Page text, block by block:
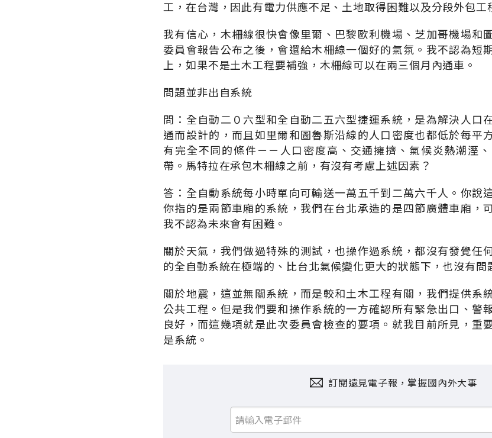
工，在台灣，因此有電力供應不足、土地取得困難以及分段外包工
我有信心，木柵線很快會像里爾、巴黎歐利機場、芝加哥機場和
委員會報告公布之後，會還給木柵線一個好的氣氛。我不認為短
上，如果不是土木工程要補強，木柵線可以在兩三個月內通車。
問題並非出自系統
問：全自動二０六型和全自動二五六型捷運系統，是為解決人口
通而設計的，而且如里爾和圖魯斯沿線的人口密度也都低於每平
有完全不同的條件－－人口密度高、交通擁擠、氣候炎熱潮溼
帶。馬特拉在承包木柵線之前，有沒有考慮上述因素？
答：全自動系統每小時單向可輸送一萬五千到二萬六千人。你說
你指的是兩節車廂的系統，我們在台北承造的是四節廣體車廂，
我不認為未來會有困難。
關於天氣，我們做過特殊的測試，也操作過系統，都沒有發覺任
的全自動系統在極端的、比台北氣候變化更大的狀態下，也沒有問
關於地震，這並無關系統，而是較和土木工程有關，我們提供系
公共工程。但是我們要和操作系統的一方確認所有緊急出口、警
良好，而這幾項就是此次委員會檢查的要項。就我目前所見，重
是系統。
訂閱遠見電子報，掌握國內外大事